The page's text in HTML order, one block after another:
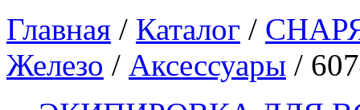
Главная / Каталог /
Железо / Аксессуары /